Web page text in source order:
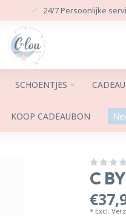
24/7 Persoonlijke
SCHOENTJES
KOOP CADEAUBON
C
* Excl.